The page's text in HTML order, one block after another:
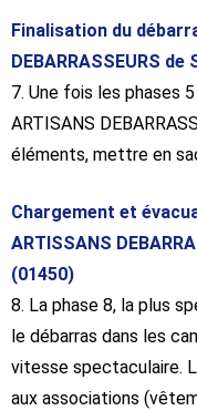
Finalisation du
DEBARRASSEURS
7. Une fois les phases
ARTISANS
éléments, mettre en
Chargement et
ARTISSANS
(01450)
8. La phase 8, la plus
le débarras dans les
vitesse spectaculaire.
aux associations